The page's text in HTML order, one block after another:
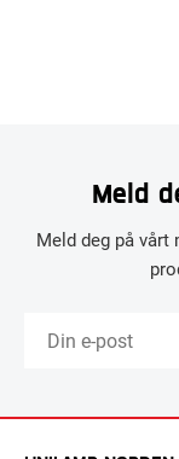
Meld
Meld deg på vårt